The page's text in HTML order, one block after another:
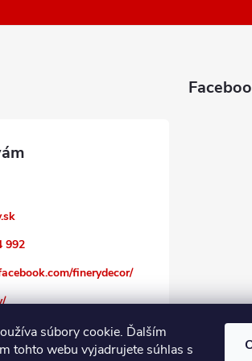
súbory cookie. Ďalším
tohto webu vyjadrujete súhlas s
992
finerydecor/